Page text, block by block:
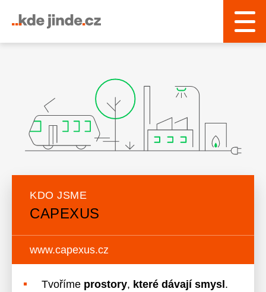
KDO JSME
CAPEXUS
www.capexus.cz
Tvoříme prostory, které dávají smysl.